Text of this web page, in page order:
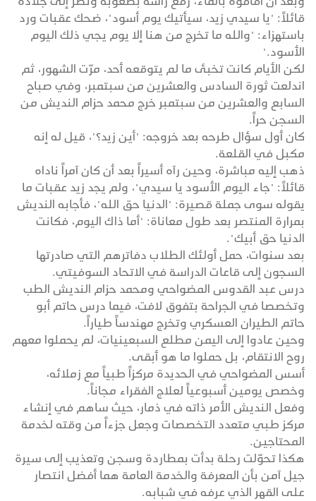
قائلاً: "يا سيدي زيد، سيأتيك يوم أسود"، ضحك عقبات ورد
باستهزاء: "والله ما تخرج من هنا إلا يوم يجي ذلك اليوم
الأسود."
لكن الأيام كانت تخبئ ما لم يتوقعه أحد، مرّت الشهور، ثم
اندلعت ثورة السادس والعشرين من سبتمبر، وفي صباح
السابع والعشرين من سبتمبر خرج محمد حزام النديش من
السجن حراً.
كان أول سؤال طرحه بعد خروجه: "أين زيد؟"، قيل له إنه
مكبل في القلعة.
ذهب إليه مباشرة، وحين رآه أسيراً بعد أن كان آمراً ناداه
قائلاً: "جاء اليوم الأسود يا سيدي"، ولم يجد زيد عقبات ما
يقوله سوى جملة قصيرة: "الدنيا حق الله"، فأجابه النديش
بمرارة المنتصر بعد طول معاناة: "أما ذاك اليوم، فكانت
الدنيا حق أبيك".
بعد سنوات، حمل أولئك الطلاب دفاترهم التي صادرتها
السجون إلى قاعات الدراسة في الاتحاد السوفيتي.
درس عبد القدوس المضواحي ومحمد حزام النديش الطب
وتخصصا في الجراحة بتفوق لافت، فيما درس حاتم أبو
حاتم الطيران العسكري وتخرج مهندساً طياراً.
وحين عادوا إلى اليمن مطلع السبعينيات، لم يحملوا معهم
روح الانتقام، بل حملوا ما هو أبقى.
أسس المضواحي في الحديدة مركزاً طبياً مع زملائه،
وخصص يومين أسبوعياً لعلاج الفقراء مجاناً.
وفعل النديش الأمر ذاته في ذمار، حيث ساهم في إنشاء
مركز طبي متعدد التخصصات وجعل جزءاً من وقته لخدمة
المحتاجين.
هكذا تحوّلت رحلة بدأت بمطاردة وسجن وتعذيب إلى سيرة
جيل آمن بأن المعرفة والخدمة العامة هما أفضل انتصار
على القهر الذي عرفه في شبابه.